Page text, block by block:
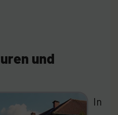
und
In